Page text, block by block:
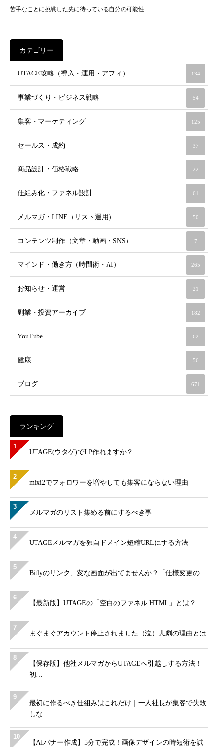
苦手なことに挑戦した先に待っている自分の可能性
カテゴリー
UTAGE攻略（導入・運用・アフィ） 134
事業づくり・ビジネス戦略 54
集客・マーケティング 125
セールス・成約 37
商品設計・価格戦略 22
仕組み化・ファネル設計 61
メルマガ・LINE（リスト運用） 50
コンテンツ制作（文章・動画・SNS） 7
マインド・働き方（時間術・AI） 265
お知らせ・運営 21
副業・投資アーカイブ 182
YouTube 62
健康 56
ブログ 671
ランキング
1
UTAGE(ウタゲ)でLP作れますか？
2
mixi2でフォロワーを増やしても集客にならない理由
3
メルマガのリスト集める前にするべき事
4
UTAGEメルマガを独自ドメイン短縮URLにする方法
5
Bitlyのリンク、変な画面が出てませんか？「仕様変更の…
6
【最新版】UTAGEの「空白のファネル HTML」とは？…
7
まぐまぐアカウント停止されました（泣）悲劇の理由とは
8
【保存版】他社メルマガからUTAGEへ引越しする方法！
初…
9
最初に作るべき仕組みはこれだけ｜一人社長が集客で失敗
しな…
10
【AIバナー作成】5分で完成！画像デザインの時短術を試